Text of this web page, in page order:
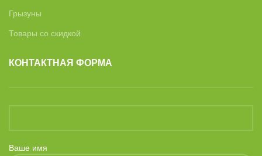
Грызуны
Товары со скидкой
КОНТАКТНАЯ ФОРМА
Ваше имя